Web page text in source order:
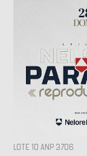
LOTE 10 ANP 3706